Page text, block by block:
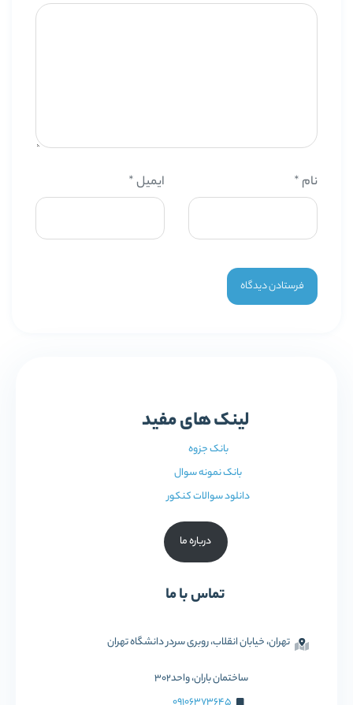
نام * ایمیل*
لینک های مفید
بانک جزوه
بانک نمونه سوال
دانلود سوالات کنکور
درباره ما
تماس با ما
تهران، خیابان انقلاب، روبری سردر دانشگاه تهران
ساختمان باران، واحد302